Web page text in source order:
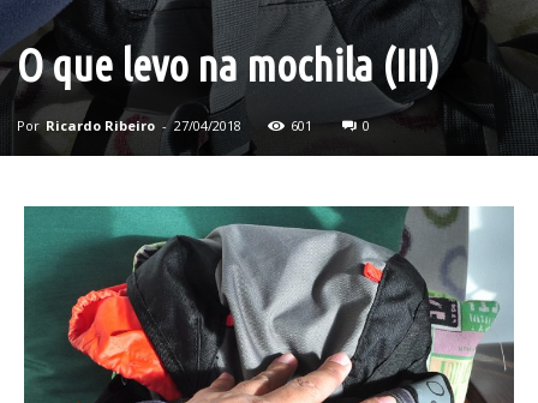
O que levo na mochila (III)
Por Ricardo Ribeiro - 27/04/2018 601 0